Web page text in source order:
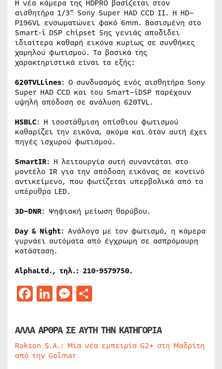
Η νέα κάμερα της HDPRO βασίζεται στον
αισθητήρα 1/3” Sony Super HAD CCD II. Η HD–
P196VL ενσωματώνει φακό 6mm. Βασισμένη στο
Smart-i DSP chipset 5ης γενιάς αποδίδει
ιδιαίτερα καθαρή εικόνα κυρίως σε συνθήκες
χαμηλού φωτισμού. Τα βασικά της
χαρακτηριστικά είναι τα εξής:
620TVLLines: Ο συνδυασμός ενός αισθητήρα Sony
Super HAD CCD και του Smart–iDSP παρέχουν
υψηλή απόδοση σε ανάλυση 620TVL.
HSBLC: Η ισοστάθμιση οπίσθιου φωτισμού
καθαρίζει την εικόνα, ακόμα και όταν αυτή έχει
πηγές ισχυρού φωτισμού.
SmartIR: Η λειτουργία αυτή συναντάται στο
μοντέλο IR για την απόδοση εικόνας σε κοντινό
αντικείμενο, που φωτίζεται υπερβολικά από τα
υπέρυθρα LED.
3D–DNR: Ψηφιακή μείωση θορύβου.
Day & Night: Ανάλογα με τον φωτισμό, η κάμερα
γυρνάει αυτόματα από έγχρωμη σε ασπρόμαυρη
κατάσταση.
AlphaLtd., τηλ.: 210-9579750.
Facebook
LinkedIn
Messenger
ΑΛΛΑ ΑΡΘΡΑ ΣΕ ΑΥΤΗ ΤΗΝ ΚΑΤΗΓΟΡΙΑ
Rakson S.A.: Μία νέα εμπειρία G2+ στη Μαδρίτη
από την Golmar